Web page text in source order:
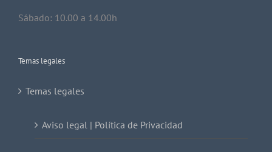
Sábado: 10.00 a 14.00h
Temas legales
Temas legales
Aviso legal | Política de Privacidad